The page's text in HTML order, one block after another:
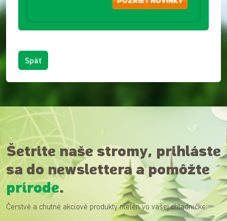
Späť
Šetrite naše stromy, prihláste
sa do newslettera a pomôžte
prírode.
Čerstvé a chutné akciové produkty nielen vo vašej chladničke.